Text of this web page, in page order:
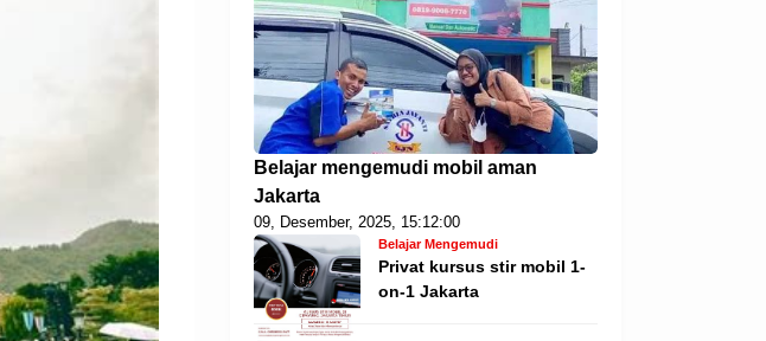
Belajar mengemudi mobil aman
Jakarta
09, Desember, 2025, 15:12:00
Belajar Mengemudi
Privat kursus stir mobil 1-
on-1 Jakarta